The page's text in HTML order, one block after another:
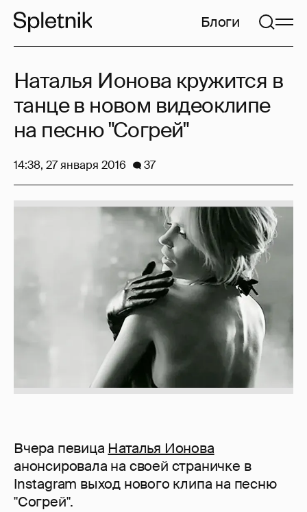
Блоги
Вчера певица Наталья Ионова
анонсировала на своей страничке в
Instagram выход нового клипа на песню
"Согрей".
Наталья Ионова кружится в
танце в новом видеоклипе
на песню "Согрей"
14:38, 27 января 2016 37